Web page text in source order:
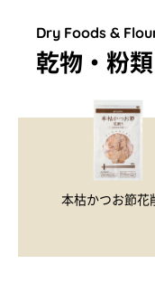
Dry Foods &
乾物・粉類
本枯かつお節花